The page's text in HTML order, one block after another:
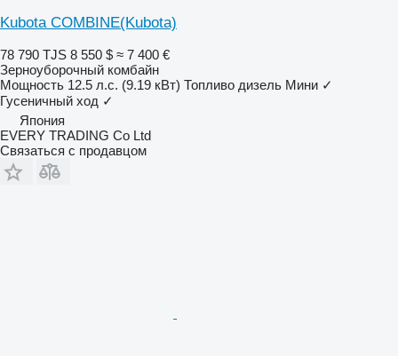
Kubota COMBINE(Kubota)
78 790 TJS 8 550 $ ≈ 7 400 €
Зерноуборочный комбайн
Мощность 12.5 л.с. (9.19 кВт) Топливо дизель Мини ✓
Гусеничный ход ✓
Япония
EVERY TRADING Co Ltd
Связаться с продавцом